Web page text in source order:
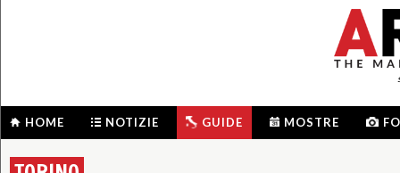
HOME NOTIZIE GUIDE MOSTRE